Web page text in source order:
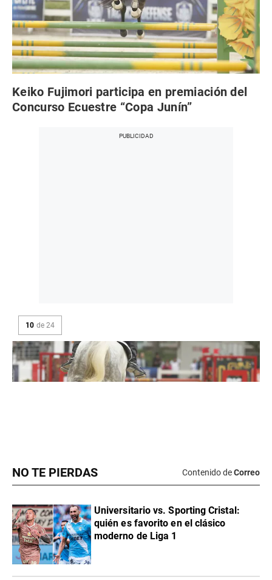
NO TE PIERDAS Contenido deCorreo
Universitario vs. Sporting Cristal:
quién es favorito en el clásico
moderno de Liga 1